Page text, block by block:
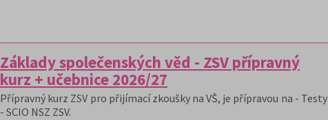
Základy společenských věd - ZSV přípravný
kurz + učebnice 2026/27
Přípravný kurz ZSV pro přijímací zkoušky na VŠ, je přípravou na - Testy
- SCIO NSZ ZSV.